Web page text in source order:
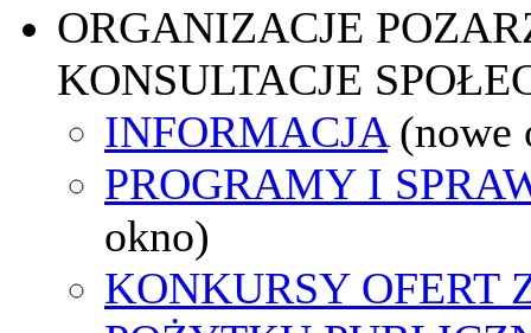
ORGANIZACJE
KONSULTACJE
INFORMACJA (nowe
PROGRAMY I
okno)
KONKURSY OFERT